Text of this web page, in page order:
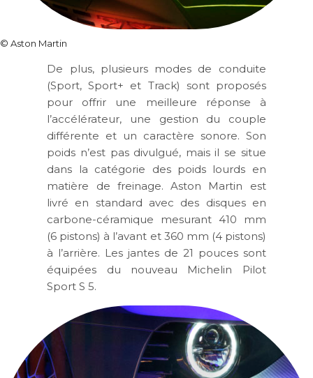
© Aston Martin
De plus, plusieurs modes de conduite
(Sport, Sport+ et Track) sont proposés
pour offrir une meilleure réponse à
l’accélérateur, une gestion du couple
différente et un caractère sonore. Son
poids n’est pas divulgué, mais il se situe
dans la catégorie des poids lourds en
matière de freinage. Aston Martin est
livré en standard avec des disques en
carbone-céramique mesurant 410 mm
(6 pistons) à l’avant et 360 mm (4 pistons)
à l’arrière. Les jantes de 21 pouces sont
équipées du nouveau Michelin Pilot
Sport S 5.